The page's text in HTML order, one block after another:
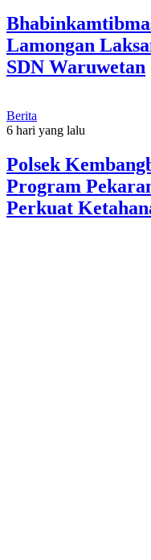
Lamongan
SDN Waruwetan
Berita
6 hari yang lalu
Polsek
Program
Perkuat